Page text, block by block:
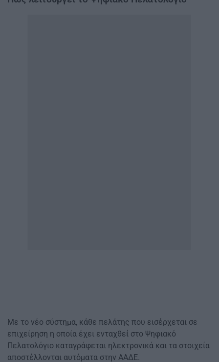
Με το νέο σύστημα, κάθε πελάτης που εισέρχεται σε
επιχείρηση η οποία έχει ενταχθεί στο Ψηφιακό
Πελατολόγιο καταγράφεται ηλεκτρονικά και τα στοιχεία
αποστέλλονται αυτόματα στην ΑΑΔΕ.